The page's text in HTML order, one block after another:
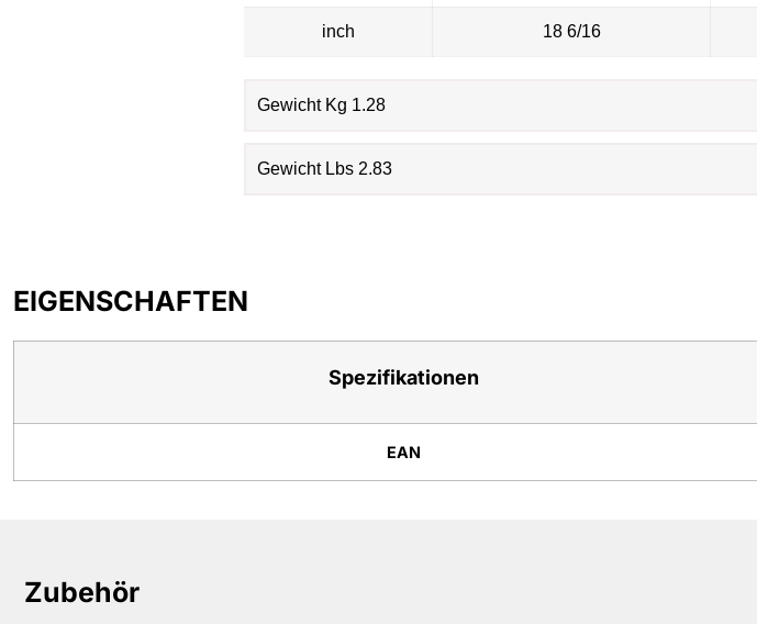
inch 18 6/16
Gewicht Kg 1.28
Gewicht Lbs 2.83
EIGENSCHAFTEN
Spezifikationen
EAN
Zubehör